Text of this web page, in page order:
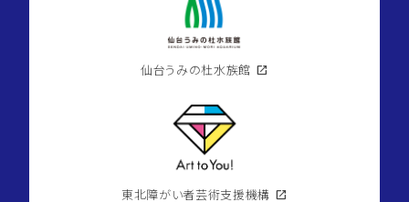
仙台うみの杜水族館 open_in_new
東北障がい者芸術支援機構 open_in_new